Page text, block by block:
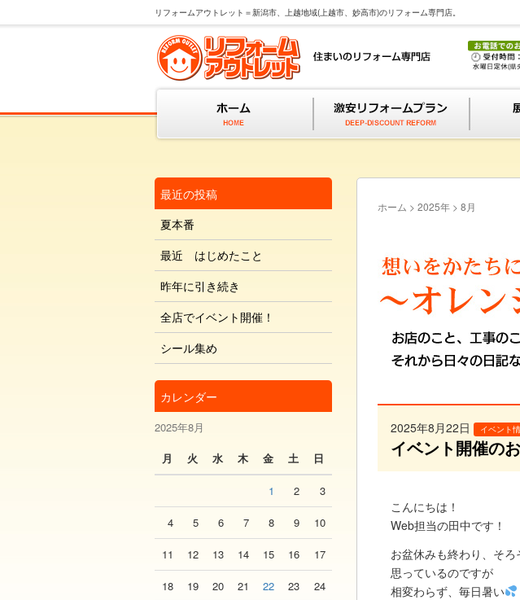
リフォームアウトレット＝新潟市、上越地域(上越市、妙高市)のリフォーム専門店。
ホーム >2025年 >8月
2025年8月22日 イベント
イベント開催の
こんにちは！
Web担当の田中です！
お盆休みも終わり、そ
思っているのですが
相変わらず、毎日暑い
最近の投稿
夏本番
最近 はじめたこと
昨年に引き続き
全店でイベント開催！
シール集め
カレンダー
2025年8月
月
火 水 木 金 土 日
1 2 3
4 5 6 7 8 9 10
11 12 13 14 15 16 17
18 19 20 21 22 23 24